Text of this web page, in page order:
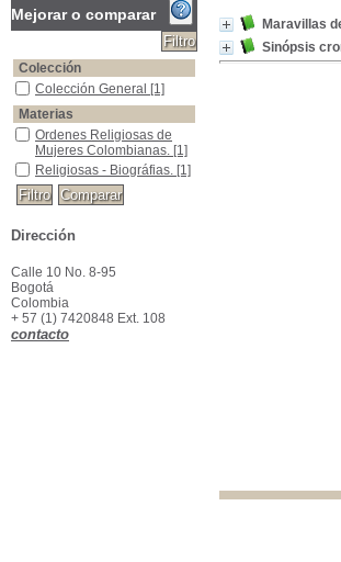
Maravillas
Sinópsis
Mejorar o comparar
Colección
Colección General
Colección General [1]
Materias
Ordenes Religiosas de Mujeres Colombianas.
Ordenes Religiosas de
Mujeres Colombianas. [1]
Religiosas - Biográfias.
Religiosas - Biográfias. [1]
Dirección
Calle 10 No. 8-95
Bogotá
Colombia
+ 57 (1) 7420848 Ext. 108
contacto